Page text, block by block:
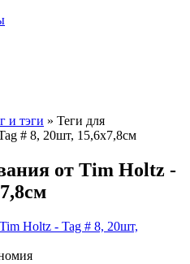
и тэги » Теги для
# 8, 20шт, 15,6х7,8см
от Tim Holtz -